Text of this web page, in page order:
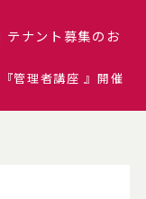
テナント募集のお
管理者講座 』開催